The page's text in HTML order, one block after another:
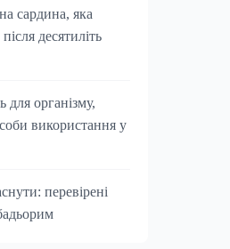
сардина, яка
десятиліть
організму,
використання у
перевірені